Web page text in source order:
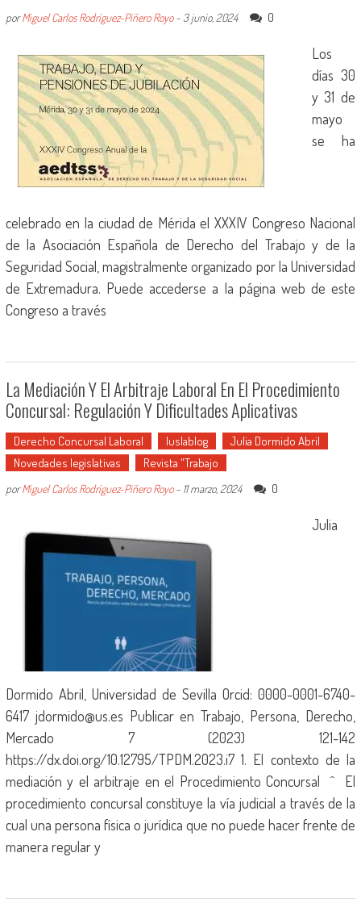
porMiguel Carlos Rodríguez-Piñero Royo- 3 junio, 2024 0
Los
días 30
y 31 de
mayo
se ha
celebrado en la ciudad de Mérida el XXXIV Congreso Nacional
de la Asociación Española de Derecho del Trabajo y de la
Seguridad Social, magistralmente organizado por la Universidad
de Extremadura. Puede accederse a la página web de este
Congreso a través
La Mediación Y El Arbitraje Laboral En El Procedimiento
Concursal: Regulación Y Dificultades Aplicativas
Derecho Concursal Laboral Iuslablog
Julia Dormido Abril
Novedades legislativas
Revista "Trabajo
porMiguel Carlos Rodríguez-Piñero Royo- 11 marzo, 2024 0
Julia
Dormido Abril, Universidad de Sevilla Orcid: 0000-0001-6740-
6417 jdormido@us.es Publicar en Trabajo, Persona, Derecho,
Mercado 7 (2023) 121-142
https://dx.doi.org/10.12795/TPDM.2023.i7 1. El contexto de la
mediación y el arbitraje en el Procedimiento Concursal ^ El
procedimiento concursal constituye la vía judicial a través de la
cual una persona física o jurídica que no puede hacer frente de
manera regular y